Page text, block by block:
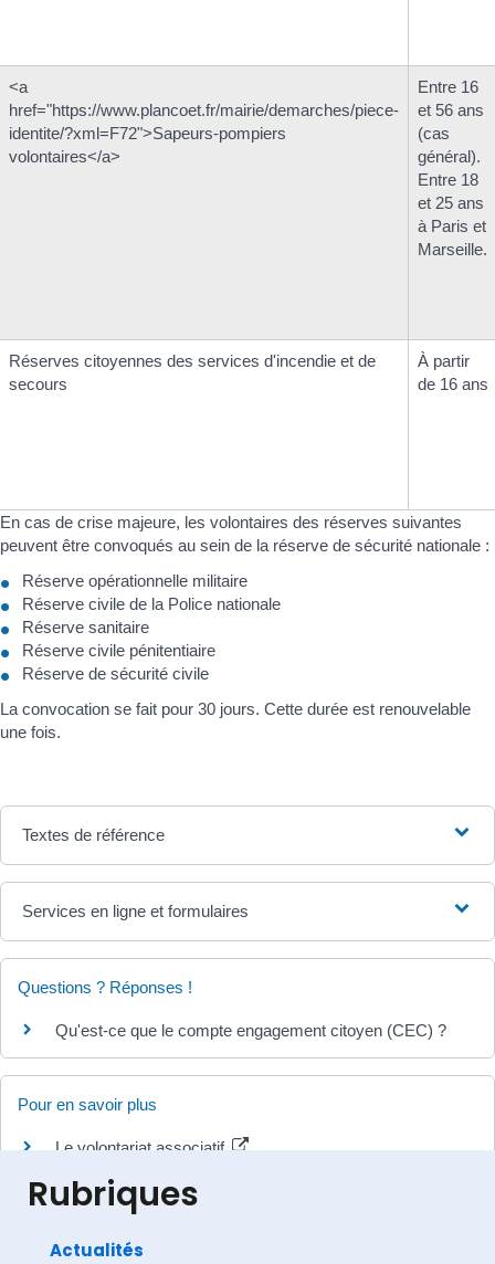
<a
href="https://www.plancoet.fr/mairie/demarches/piece-
identite/?xml=F72">Sapeurs-pompiers
volontaires</a>
Entre 16
et 56 ans
(cas
général).
Entre 18
et 25 ans
à Paris et
Marseille.
Réserves citoyennes des services d'incendie et de
secours
À partir
de 16 ans
En cas de crise majeure, les volontaires des réserves suivantes
peuvent être convoqués au sein de la réserve de sécurité nationale :
Réserve opérationnelle militaire
Réserve civile de la Police nationale
Réserve sanitaire
Réserve civile pénitentiaire
Réserve de sécurité civile
La convocation se fait pour 30 jours. Cette durée est renouvelable
une fois.
Textes de référence
Services en ligne et formulaires
Questions ? Réponses !
Qu'est-ce que le compte engagement citoyen (CEC) ?
Pour en savoir plus
Le volontariat associatif
Rubriques
Actualités